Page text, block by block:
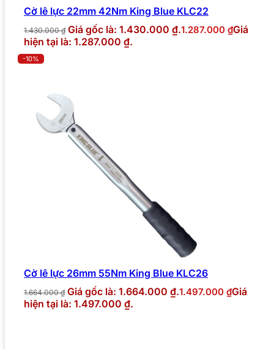
Cờ lê lực 22mm 42Nm King Blue KLC22
1.430.000₫ Giá gốc là: 1.430.000 ₫.1.287.000 ₫Giá
hiện tại là: 1.287.000 ₫.
-10%
Cờ lê lực 26mm 55Nm King Blue KLC26
1.664.000₫ Giá gốc là: 1.664.000 ₫.1.497.000 ₫Giá
hiện tại là: 1.497.000 ₫.